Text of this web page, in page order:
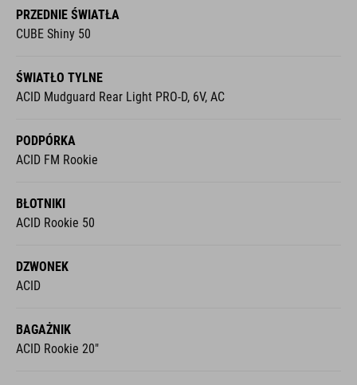
PRZEDNIE ŚWIATŁA
CUBE Shiny 50
ŚWIATŁO TYLNE
ACID Mudguard Rear Light PRO-D, 6V, AC
PODPÓRKA
ACID FM Rookie
BŁOTNIKI
ACID Rookie 50
DZWONEK
ACID
BAGAŻNIK
ACID Rookie 20"